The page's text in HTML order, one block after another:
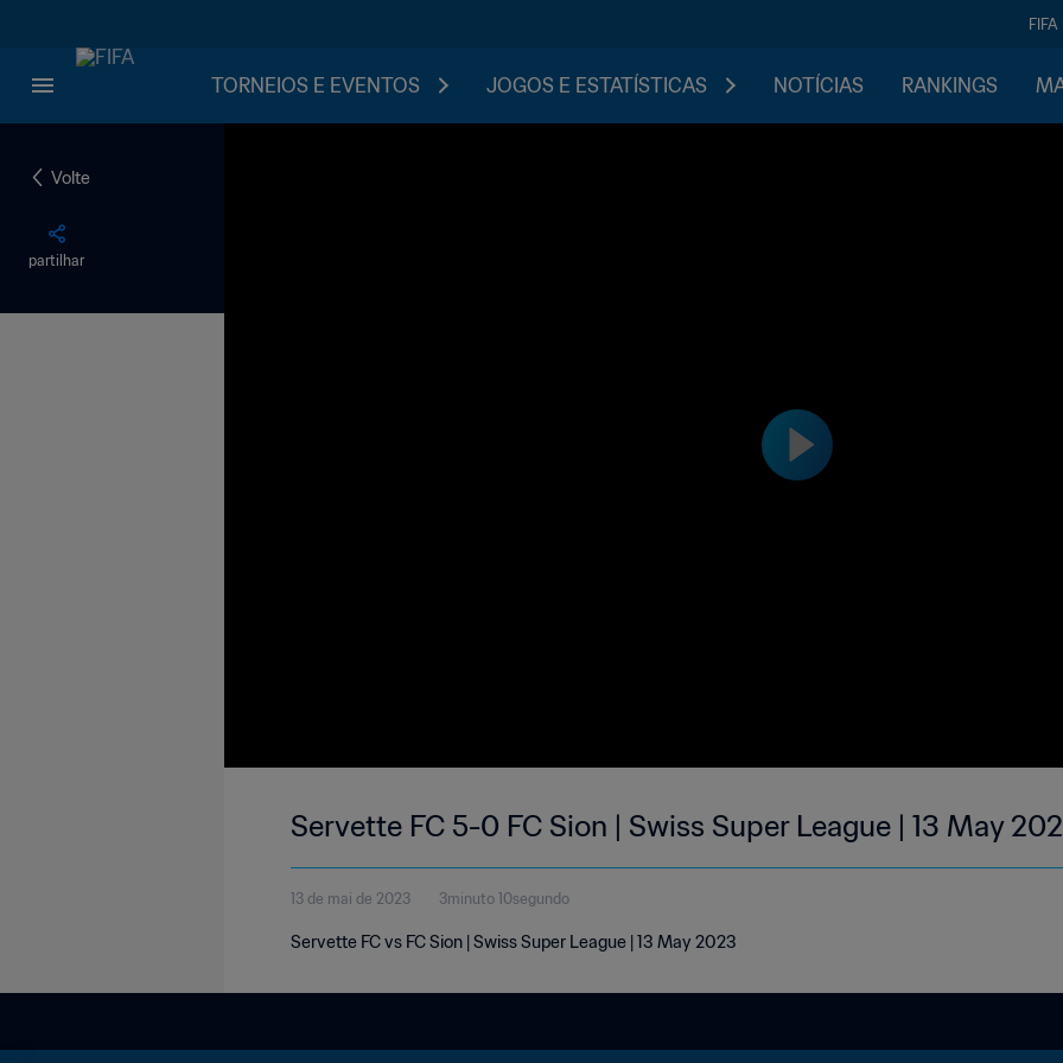
FIFA
TORNEIOS E EVENTOS JOGOS E ESTATÍSTICAS NOTÍCIAS RANKINGS
Volte
partilhar
Servette FC 5-0 FC Sion | Swiss Super League | 13 May
13 de mai de 2023 3minuto 10segundo
Servette FC vs FC Sion | Swiss Super League | 13 May 2023